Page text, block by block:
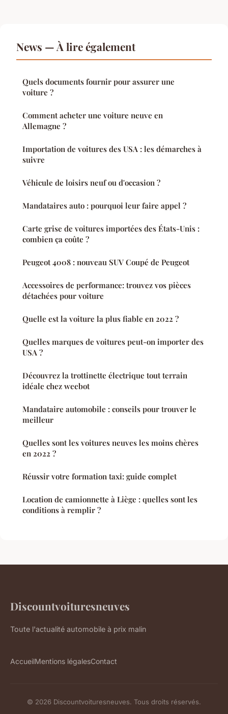
News — À lire également
Quels documents fournir pour assurer une
voiture ?
Comment acheter une voiture neuve en
Allemagne ?
Importation de voitures des USA : les démarches à
suivre
Véhicule de loisirs neuf ou d'occasion ?
Mandataires auto : pourquoi leur faire appel ?
Carte grise de voitures importées des États-Unis :
combien ça coûte ?
Peugeot 4008 : nouveau SUV Coupé de Peugeot
Accessoires de performance: trouvez vos pièces
détachées pour voiture
Quelle est la voiture la plus fiable en 2022 ?
Quelles marques de voitures peut-on importer des
USA ?
Découvrez la trottinette électrique tout terrain
idéale chez weebot
Mandataire automobile : conseils pour trouver le
meilleur
Quelles sont les voitures neuves les moins chères
en 2022 ?
Réussir votre formation taxi: guide complet
Location de camionnette à Liège : quelles sont les
conditions à remplir ?
Discountvoituresneuves
Toute l'actualité automobile à prix malin
AccueilMentions légalesContact
© 2026 Discountvoituresneuves. Tous droits réservés.